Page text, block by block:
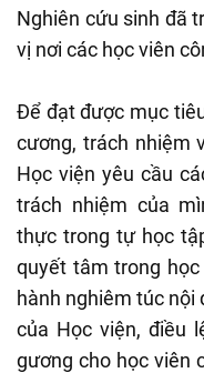
Nghiên cứu sinh đã
vị nơi các học viên
Để đạt được mục
cương, trách nhiệm
Học viện yêu cầu
trách nhiệm của
thực trong tự học
quyết tâm trong
hành nghiêm túc nội
của Học viện, điều
gương cho học viên